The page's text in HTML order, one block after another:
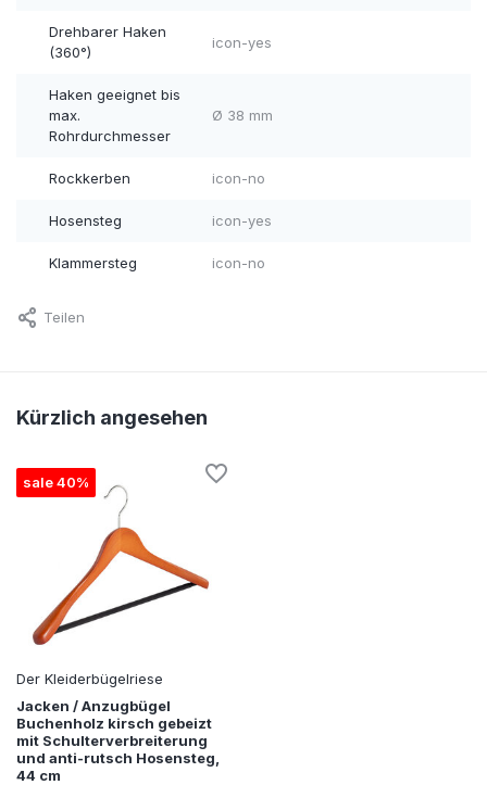
Drehbarer Haken
(360°)
icon-yes
Haken geeignet bis
max.
Rohrdurchmesser
Ø 38 mm
Rockkerben icon-no
Hosensteg icon-yes
Klammersteg icon-no
Teilen
Kürzlich angesehen
sale 40%
Der Kleiderbügelriese
Jacken / Anzugbügel
Buchenholz kirsch gebeizt
mit Schulterverbreiterung
und anti-rutsch Hosensteg,
44 cm